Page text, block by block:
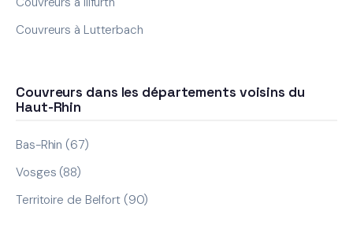
Couvreurs à Lutterbach
Couvreurs dans les départements voisins du
Haut-Rhin
Bas-Rhin (67)
Vosges (88)
Territoire de Belfort (90)